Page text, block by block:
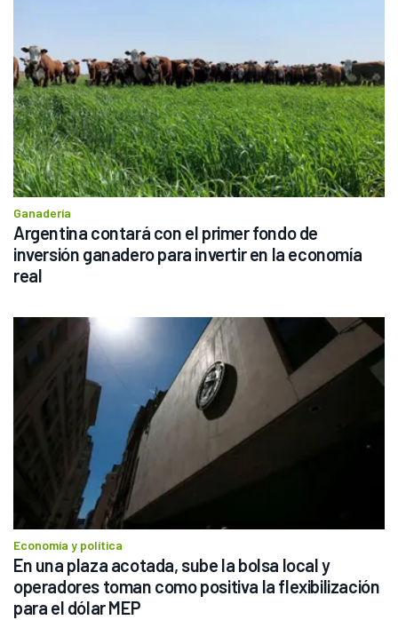
Ganadería
Argentina contará con el primer fondo de
inversión ganadero para invertir en la economía
real
Economía y política
En una plaza acotada, sube la bolsa local y
operadores toman como positiva la flexibilización
para el dólar MEP